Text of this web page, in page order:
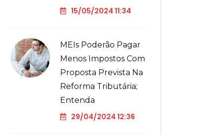
15/05/2024 11:34
MEIs Poderão Pagar
Menos Impostos Com
Proposta Prevista Na
Reforma Tributária;
Entenda
29/04/2024 12:36